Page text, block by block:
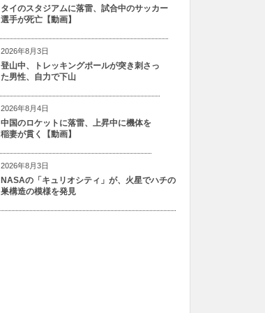
タイのスタジアムに落雷、試合中のサッカー
選手が死亡【動画】
2026年8月3日
登山中、トレッキングポールが突き刺さっ
た男性、自力で下山
2026年8月4日
中国のロケットに落雷、上昇中に機体を
稲妻が貫く【動画】
2026年8月3日
NASAの「キュリオシティ」が、火星でハチの
巣構造の模様を発見